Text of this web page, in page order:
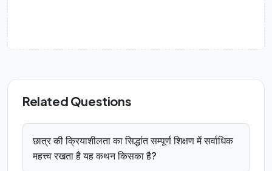
Related Questions
छात्र की क्रियाशीलता का सिद्धांत सम्पूर्ण शिक्षण में सर्वाधिक
महत्त्व रखता है यह कथन किसका है?